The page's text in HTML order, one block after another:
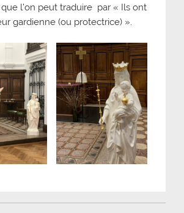
l’on peut traduire par « Ils ont
gardienne (ou protectrice) ».